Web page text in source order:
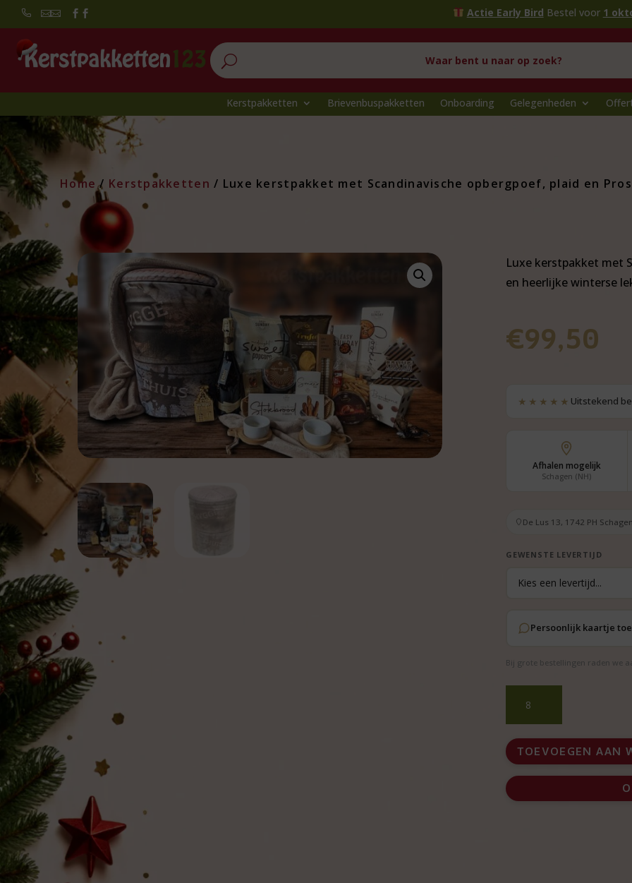
  Bestel voor1 oktoberen profiteer
U
Kerstpakketten Brievenbuspakketten Onboarding Gelegenheden
Home/ Kerstpakketten / Luxe kerstpakket met Scandinavische opbergpoef, plaid en
Luxe kerstpakket met
en heerlijke winterse
€99,50
★★★★★ Uitstekend
Afhalen mogelijk
Schagen (NH)
De Lus 13, 1742 PH
GEWENSTE LEVERTIJD
Persoonlijk kaartje
Bij grote bestellingen raden we
kerstpakket
met
Scandinavische
opbergpoef,
plaid
en
TOEVOEGEN AAN